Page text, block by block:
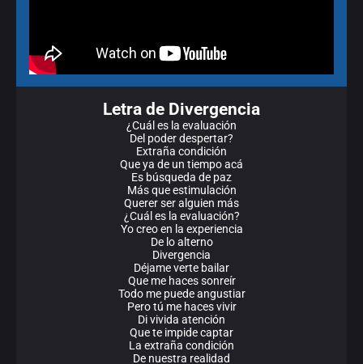
Letra de Divergencia
¿Cuál es la evaluación
Del poder despertar?
Extraña condición
Que ya de un tiempo acá
Es búsqueda de paz
Más que estimulación
Querer ser alguien más
¿Cuál es la evaluación?
Yo creo en la experiencia
De lo alterno
Divergencia
Déjame verte bailar
Que me haces sonreír
Todo me puede angustiar
Pero tú me haces vivir
Di vivida atención
Que te impide captar
La extraña condición
De nuestra realidad